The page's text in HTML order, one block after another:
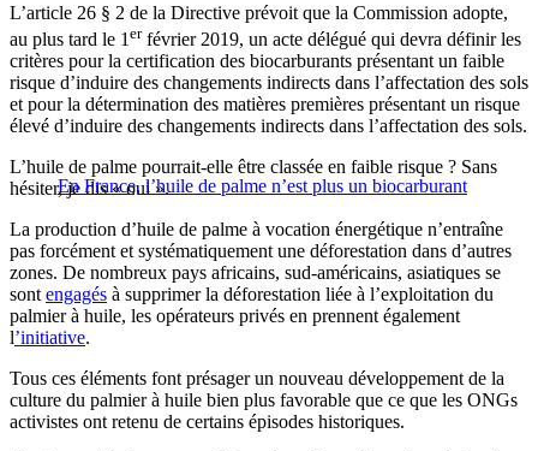
L’article 26 § 2 de la Directive prévoit que la Commission adopte,
au plus tard le 1 erfévrier 2019, un acte délégué qui devra définir les
critères pour la certification des biocarburants présentant un faible
risque d’induire des changements indirects dans l’affectation des sols
et pour la détermination des matières premières présentant un risque
élevé d’induire des changements indirects dans l’affectation des sols.
En France, l’huile de palme n’est plus un biocarburant
L’huile de palme pourrait-elle être classée en faible risque ? Sans
hésiter, je dis « oui ».
La production d’huile de palme à vocation énergétique n’entraîne
pas forcément et systématiquement une déforestation dans d’autres
zones. De nombreux pays africains, sud-américains, asiatiques se
sont engagés à supprimer la déforestation liée à l’exploitation du
palmier à huile, les opérateurs privés en prennent également
l’initiative.
Tous ces éléments font présager un nouveau développement de la
culture du palmier à huile bien plus favorable que ce que les ONGs
activistes ont retenu de certains épisodes historiques.